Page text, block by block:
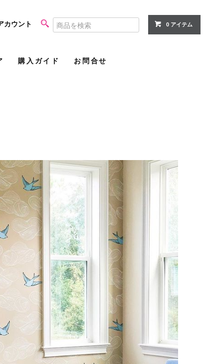
カウント 0 アイテム
購入ガイド お問合せ